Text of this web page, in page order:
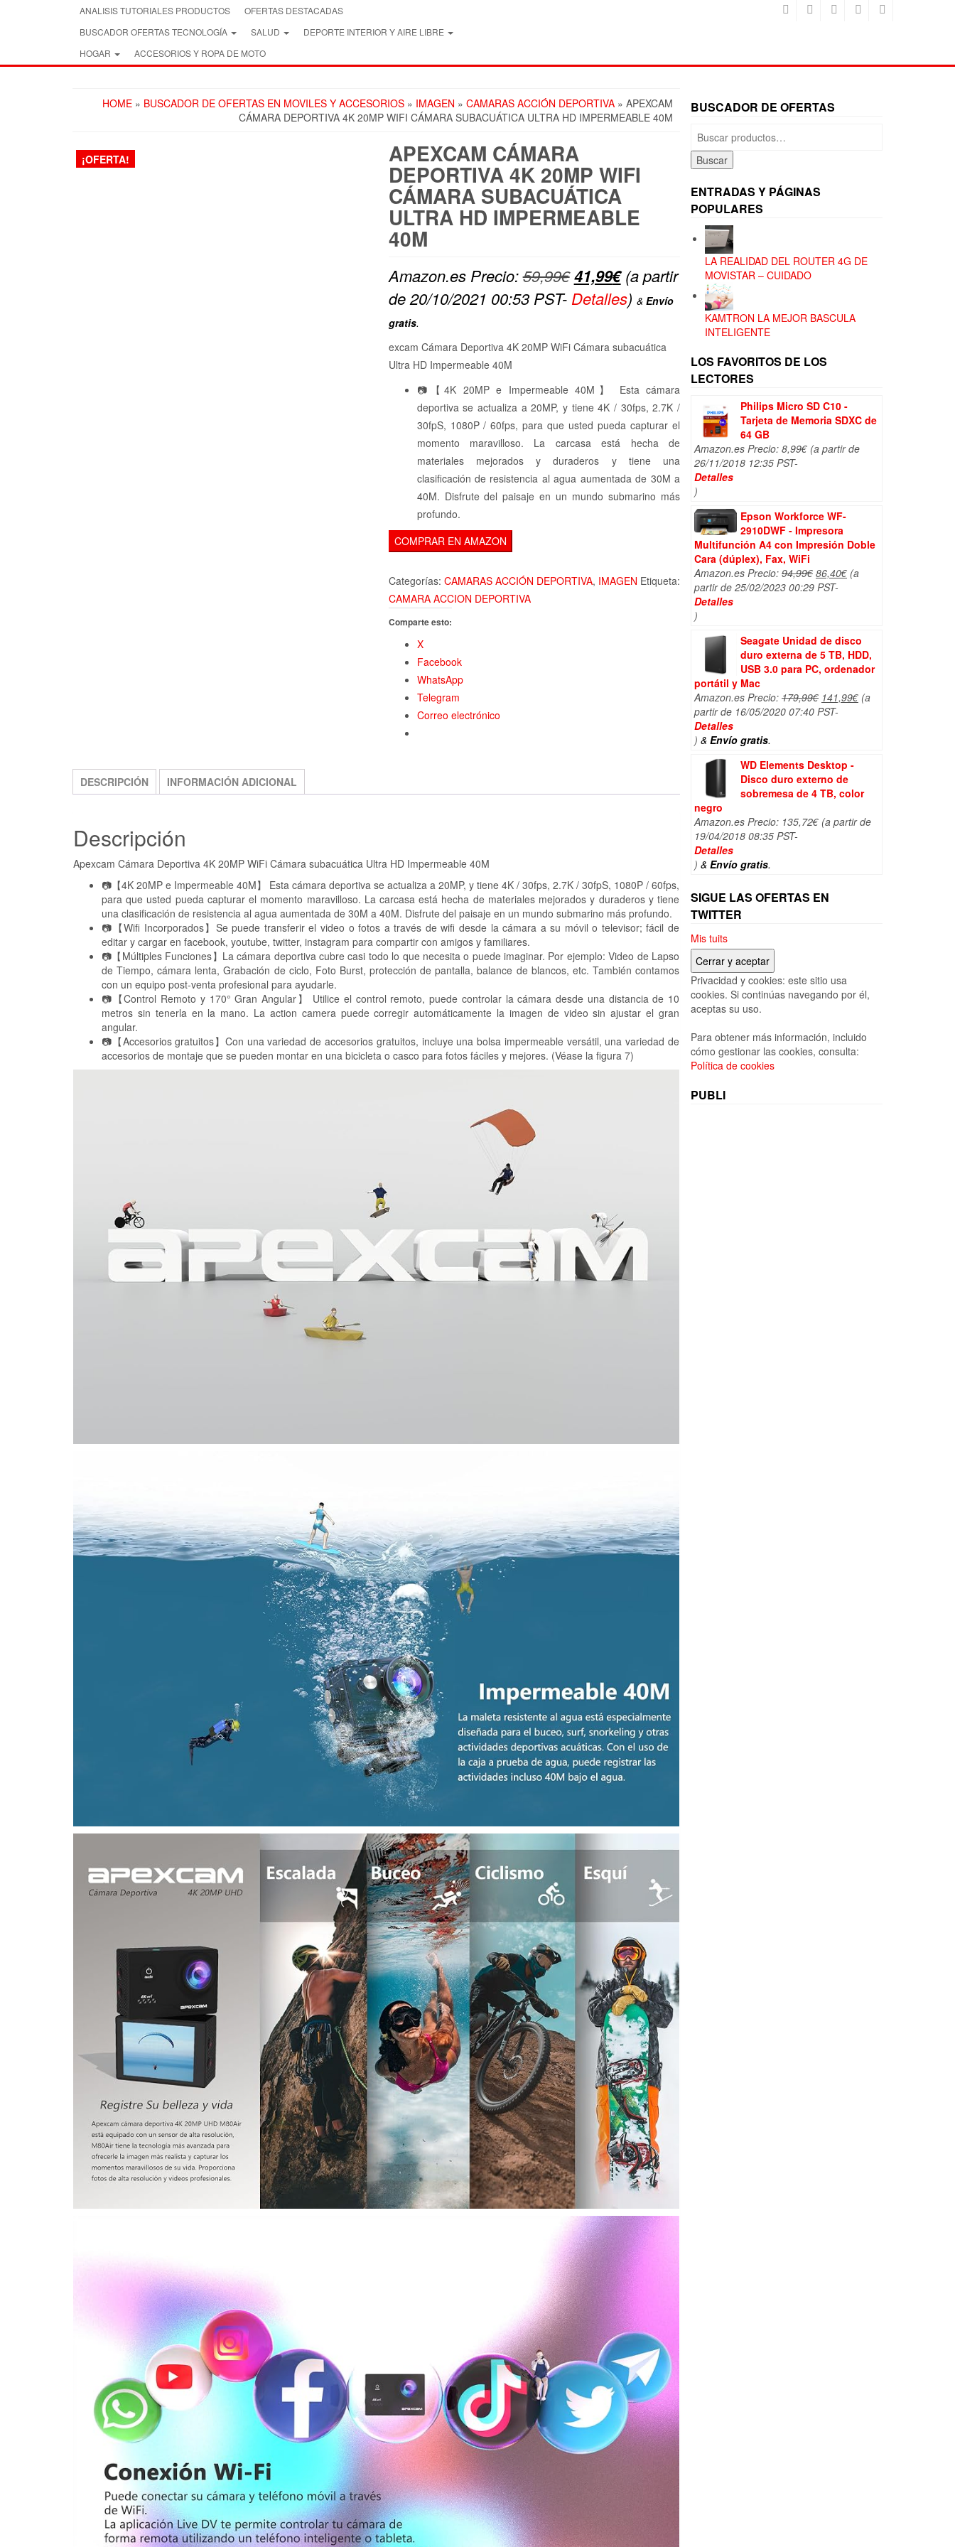
ANALISIS TUTORIALES PRODUCTOS
OFERTAS DESTACADAS
BUSCADOR OFERTAS TECNOLOGÍA
SALUD
DEPORTE INTERIOR Y AIRE LIBRE
HOGAR
ACCESORIOS Y ROPA DE MOTO
HOME » BUSCADOR DE OFERTAS EN MOVILES Y ACCESORIOS » IMAGEN » CAMARAS ACCIÓN DEPORTIVA » APEXCAM
CÁMARA DEPORTIVA 4K 20MP WIFI CÁMARA SUBACUÁTICA ULTRA HD IMPERMEABLE 40M
¡OFERTA! APEXCAM CÁMARA
DEPORTIVA 4K 20MP WIFI
CÁMARA SUBACUÁTICA
ULTRA HD IMPERMEABLE
40M
Amazon.es Precio:59,99€ El
precio
era:
41,99€El
precio
es:
(a partir
de 20/10/2021 00:53 PST- Detalles) & Envío
gratis.
excam Cámara Deportiva 4K 20MP WiFi Cámara subacuática
Ultra HD Impermeable 40M
📷【4K 20MP e Impermeable 40M】 Esta cámara
deportiva se actualiza a 20MP, y tiene 4K / 30fps, 2.7K /
30fpS, 1080P / 60fps, para que usted pueda capturar el
momento maravilloso. La carcasa está hecha de
materiales mejorados y duraderos y tiene una
clasificación de resistencia al agua aumentada de 30M a
40M. Disfrute del paisaje en un mundo submarino más
profundo.
COMPRAR EN AMAZON
Categorías: CAMARAS ACCIÓN DEPORTIVA, IMAGEN Etiqueta:
CAMARA ACCION DEPORTIVA
Comparte esto:
X
Facebook
WhatsApp
Telegram
Correo electrónico
DESCRIPCIÓN INFORMACIÓN ADICIONAL
Descripción
Apexcam Cámara Deportiva 4K 20MP WiFi Cámara subacuática Ultra HD Impermeable 40M
📷【4K 20MP e Impermeable 40M】 Esta cámara deportiva se actualiza a 20MP, y tiene 4K / 30fps, 2.7K / 30fpS, 1080P / 60fps,
para que usted pueda capturar el momento maravilloso. La carcasa está hecha de materiales mejorados y duraderos y tiene
una clasificación de resistencia al agua aumentada de 30M a 40M. Disfrute del paisaje en un mundo submarino más profundo.
📷【Wifi Incorporados】Se puede transferir el video o fotos a través de wifi desde la cámara a su móvil o televisor; fácil de
editar y cargar en facebook, youtube, twitter, instagram para compartir con amigos y familiares.
📷【Múltiples Funciones】La cámara deportiva cubre casi todo lo que necesita o puede imaginar. Por ejemplo: Video de Lapso
de Tiempo, cámara lenta, Grabación de ciclo, Foto Burst, protección de pantalla, balance de blancos, etc. También contamos
con un equipo post-venta profesional para ayudarle.
📷【Control Remoto y 170° Gran Angular】 Utilice el control remoto, puede controlar la cámara desde una distancia de 10
metros sin tenerla en la mano. La action camera puede corregir automáticamente la imagen de video sin ajustar el gran
angular.
📷【Accesorios gratuitos】Con una variedad de accesorios gratuitos, incluye una bolsa impermeable versátil, una variedad de
accesorios de montaje que se pueden montar en una bicicleta o casco para fotos fáciles y mejores. (Véase la figura 7)
BUSCADOR DE OFERTAS
Buscar
por:
Buscar
ENTRADAS Y PÁGINAS
POPULARES
LA REALIDAD DEL ROUTER 4G DE
MOVISTAR – CUIDADO
KAMTRON LA MEJOR BASCULA
INTELIGENTE
LOS FAVORITOS DE LOS
LECTORES
Philips Micro SD C10 -
Tarjeta de Memoria SDXC de
64 GB
Amazon.es Precio: 8,99€ (a partir de
26/11/2018 12:35 PST-
Detalles
)
Epson Workforce WF-
2910DWF - Impresora
Multifunción A4 con Impresión Doble
Cara (dúplex), Fax, WiFi
Amazon.es Precio: 94,99€ El
precio
86,40€El(a
partir de 25/02/2023 00:29 PST-
Detalles
)
Seagate Unidad de disco
duro externa de 5 TB, HDD,
USB 3.0 para PC, ordenador
portátil y Mac
Amazon.es Precio: 179,99€ El
precio
141,99€El(a
partir de 16/05/2020 07:40 PST-
Detalles
) & Envío gratis.
WD Elements Desktop -
Disco duro externo de
sobremesa de 4 TB, color
negro
Amazon.es Precio: 135,72€ (a partir de
19/04/2018 08:35 PST-
Detalles
) & Envío gratis.
SIGUE LAS OFERTAS EN
TWITTER
Mis tuits
Privacidad y cookies: este sitio usa
cookies. Si continúas navegando por él,
aceptas su uso.
Para obtener más información, incluido
cómo gestionar las cookies, consulta:
Política de cookies
PUBLI